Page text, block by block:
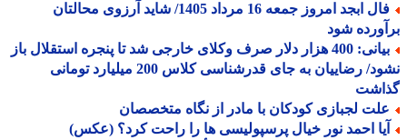
فال ابجد امروز جمعه 16 مرداد 1405/ شاید آرزوی محالتان
شود
بیانی: 400 هزار دلار صرف وکلای خارجی شد تا پنجره استقلال باز
نشود/ رضاییان به جای قدرشناسی کلاس 200 میلیارد تومانی
لجبازی کودکان با مادر از نگاه متخصصان
احمد نور خیال پرسپولیسی ها را راحت کرد؟ (عکس)